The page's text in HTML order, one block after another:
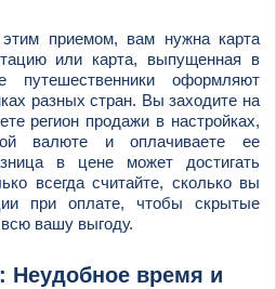
этим приемом, вам нужна карта
или карта, выпущенная в
путешественники оформляют
разных стран. Вы заходите на
регион продажи в настройках,
валюте и оплачиваете ее
в цене может достигать
всегда считайте, сколько вы
при оплате, чтобы скрытые
вашу выгоду.
Неудобное время и